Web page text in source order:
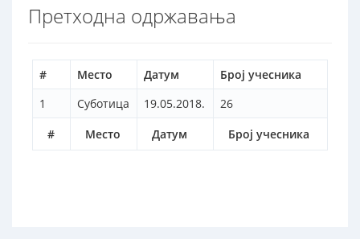
Претходна одржавања
# Место Датум Број учесника
# Место Датум Број учесника
1 Суботица 19.05.2018. 26